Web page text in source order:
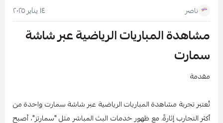
ناصر ١٤ يناير ٢٠٢٥
مشاهدة المباريات الرياضية عبر شاشة
سمارت
مقدمة
تُعتبر تجربة مشاهدة المباريات الرياضية عبر شاشة سمارت واحدة من
أكثر التجارب إثارةً. مع ظهور خدمات البث المباشر مثل "سمارتز"، أصبح